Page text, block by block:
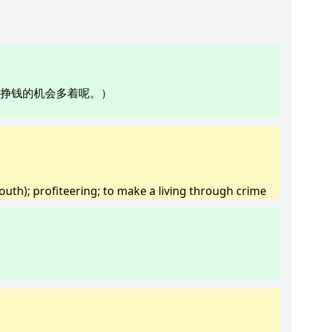
钱的机会多着呢。）
profiteering; to make a living through crime